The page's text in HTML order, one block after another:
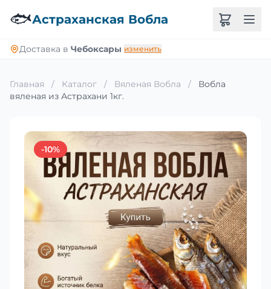
🐟Астраханская Вобла
Доставка в Чебоксары изменить
Главная / Каталог / Вяленая Вобла /
Вобла
вяленая из Астрахани 1кг.
-10%